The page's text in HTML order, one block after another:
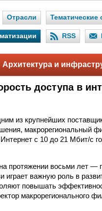
Отрасли Тематические
RSS
Архитектура и
доступа в
из крупнейших
макрорегиональный
с 10 до 21 Мбит/с
протяжении восьми лет —
играет важную роль в
повышать
макрорегионального